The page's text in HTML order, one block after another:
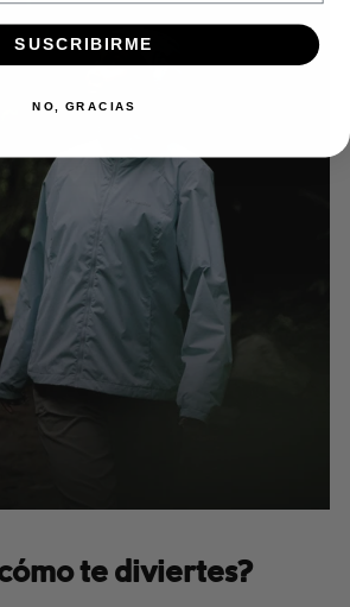
te diviertes?
SUSCRIBIRME
NO, GRACIAS